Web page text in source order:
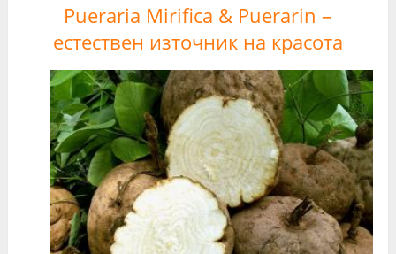
Pueraria Mirifica & Puerarin –
естествен източник на красота